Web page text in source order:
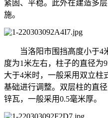
紧固、平稳。此外在建造多
施。
当洛阳市围挡高度小于4
度为1米左右，柱子的直径为
大于4米时，一般采用双立柱
基础进行调整。双层柱的直
锌瓦，一般采用0.5毫米厚。